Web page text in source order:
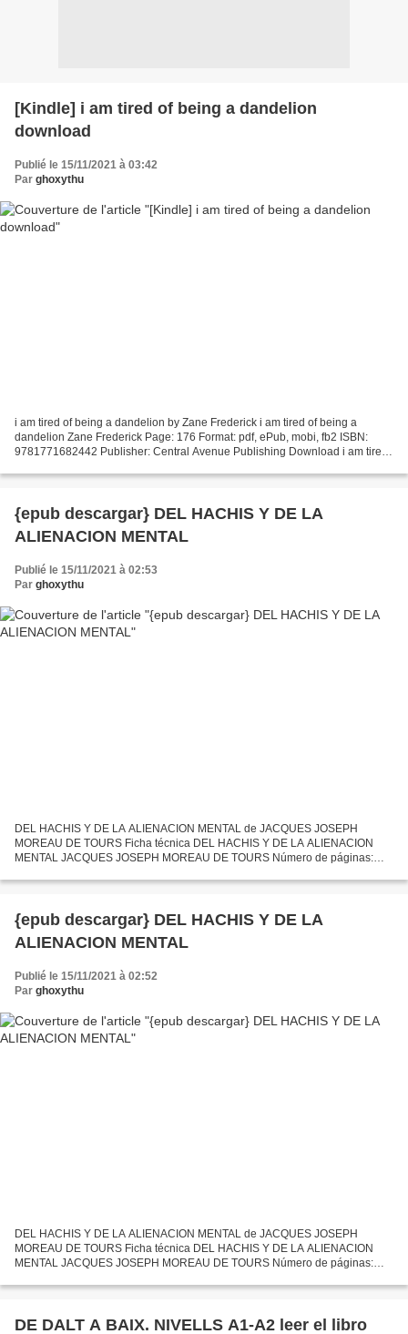
[Kindle] i am tired of being a dandelion
download
Publié le 15/11/2021 à 03:42
Par ghoxythu
i am tired of being a dandelion by Zane Frederick i am tired of being a
dandelion Zane Frederick Page: 176 Format: pdf, ePub, mobi, fb2 ISBN:
9781771682442 Publisher: Central Avenue Publishing Download i am tired
{epub descargar} DEL HACHIS Y DE LA
ALIENACION MENTAL
Publié le 15/11/2021 à 02:53
Par ghoxythu
DEL HACHIS Y DE LA ALIENACION MENTAL de JACQUES JOSEPH
MOREAU DE TOURS Ficha técnica DEL HACHIS Y DE LA ALIENACION
MENTAL JACQUES JOSEPH MOREAU DE TOURS Número de páginas:
9788495287915 Editorial:...
{epub descargar} DEL HACHIS Y DE LA
ALIENACION MENTAL
Publié le 15/11/2021 à 02:52
Par ghoxythu
DEL HACHIS Y DE LA ALIENACION MENTAL de JACQUES JOSEPH
MOREAU DE TOURS Ficha técnica DEL HACHIS Y DE LA ALIENACION
MENTAL JACQUES JOSEPH MOREAU DE TOURS Número de páginas:
9788495287915 Editorial:...
DE DALT A BAIX. NIVELLS A1-A2 leer el libro